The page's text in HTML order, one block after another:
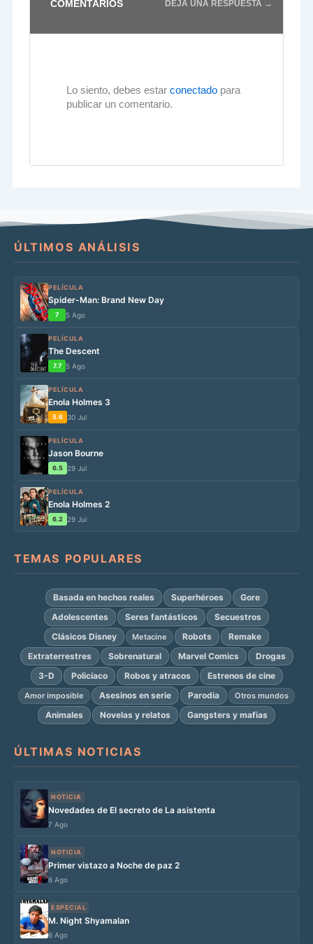
COMENTARIOS DEJA UNA RESPUESTA →
Lo siento, debes estar conectadopara
publicar un comentario.
ÚLTIMOS ANÁLISIS
PELÍCULA
Spider-Man: Brand New Day
7 5 Ago
PELÍCULA
The Descent
7.7 5 Ago
PELÍCULA
Enola Holmes 3
5.6 30 Jul
PELÍCULA
Jason Bourne
6.5 29 Jul
PELÍCULA
Enola Holmes 2
6.2 29 Jul
TEMAS POPULARES
Basada en hechos reales Superhéroes
Gore
Adolescentes
Seres fantásticos
Secuestros
Clásicos Disney
Metacine Robots
Remake
Extraterrestres
Sobrenatural Marvel Comics
Drogas
3-D
Policíaco Robos y atracos Estrenos de cine
Amor imposible Asesinos en serie Parodia Otros mundos
Animales Novelas y relatos Gangsters y mafias
ÚLTIMAS NOTICIAS
NOTICIA
Novedades de El secreto de La asistenta
7 Ago
NOTICIA
Primer vistazo a Noche de paz 2
6 Ago
ESPECIAL
M. Night Shyamalan
6 Ago